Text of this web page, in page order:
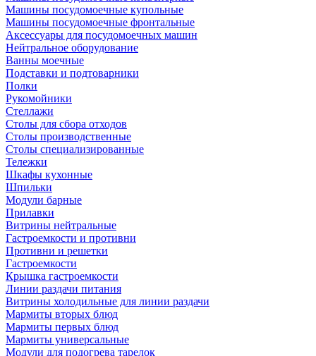
Машины посудомоечные купольные
Машины посудомоечные фронтальные
Аксессуары для посудомоечных машин
Нейтральное оборудование
Ванны моечные
Подставки и подтоварники
Полки
Рукомойники
Стеллажи
Столы для сбора отходов
Столы производственные
Столы специализированные
Тележки
Шкафы кухонные
Шпильки
Модули барные
Прилавки
Витрины нейтральные
Гастроемкости и противни
Противни и решетки
Гастроемкости
Крышка гастроемкости
Линии раздачи питания
Витрины холодильные для линии раздачи
Мармиты вторых блюд
Мармиты первых блюд
Мармиты универсальные
Модули для подогрева тарелок